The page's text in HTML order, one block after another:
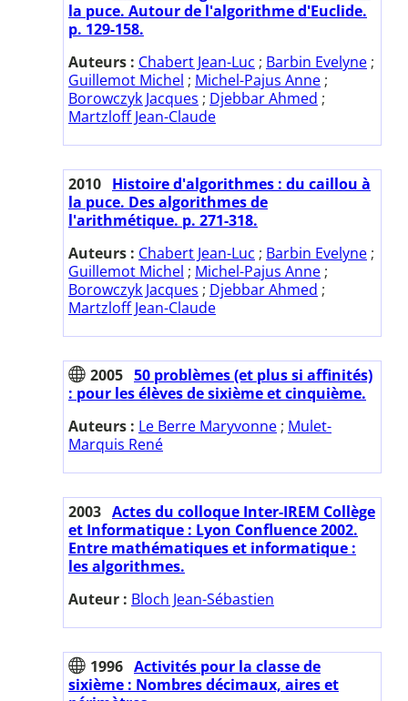
la puce. Autour de l'algorithme d'Euclide.
p. 129-158.
Auteurs : Chabert Jean-Luc ; Barbin Evelyne ;
Guillemot Michel ; Michel-Pajus Anne ;
Borowczyk Jacques ; Djebbar Ahmed ;
Martzloff Jean-Claude
2010 Histoire d'algorithmes : du caillou à
la puce. Des algorithmes de
l'arithmétique. p. 271-318.
Auteurs : Chabert Jean-Luc ; Barbin Evelyne ;
Guillemot Michel ; Michel-Pajus Anne ;
Borowczyk Jacques ; Djebbar Ahmed ;
Martzloff Jean-Claude
2005 50 problèmes (et plus si affinités)
: pour les élèves de sixième et cinquième.
Auteurs : Le Berre Maryvonne ; Mulet-
Marquis René
2003 Actes du colloque Inter-IREM Collège
et Informatique : Lyon Confluence 2002.
Entre mathématiques et informatique :
les algorithmes.
Auteur : Bloch Jean-Sébastien
1996 Activités pour la classe de
sixième : Nombres décimaux, aires et